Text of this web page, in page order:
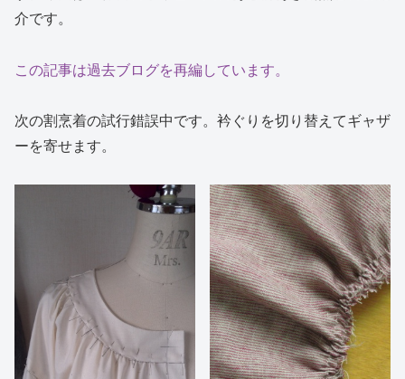
介です。
この記事は過去ブログを再編しています。
次の割烹着の試行錯誤中です。衿ぐりを切り替えてギャザ
ーを寄せます。